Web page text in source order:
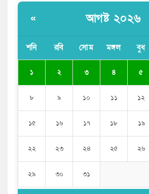
জুলাই কোনো শ্রেণি বা গোষ্ঠীর নয়, এটি
ইউনূস
আলিয়া মাদ্রাসায় ছাত্রদল-শিবির সংঘর্ষ,
« আগষ্ট ২০২৬
শনি রবি সোম মঙ্গল বুধ
১ ২ ৩ ৪ ৫
৮ ৯ ১০ ১১ ১২
১৫ ১৬ ১৭ ১৮ ১৯
২২ ২৩ ২৪ ২৫ ২৬
২৯ ৩০ ৩১